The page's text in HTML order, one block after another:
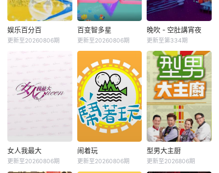
娱乐百分百
更新至20260806期
百变智多星
更新至20260806期
晚吹 - 空肚講宵夜
更新至第334期
女人我最大
更新至20260806期
闹着玩
更新至20260806期
型男大主厨
更新至2026806期